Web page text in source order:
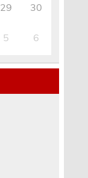
29 30
5 6